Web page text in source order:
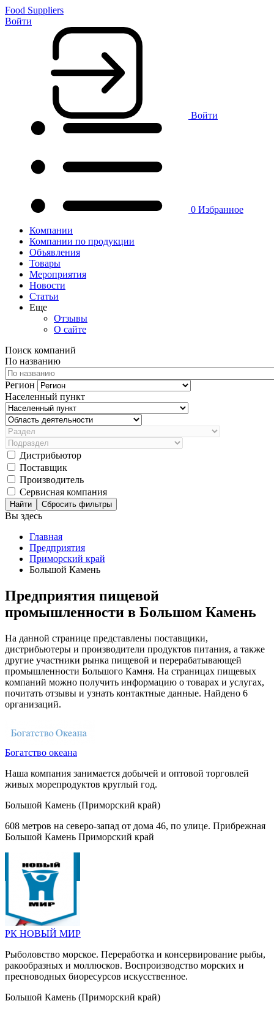
Food Suppliers
Войти
Войти
0 Избранное
Компании
Компании по продукции
Объявления
Товары
Мероприятия
Новости
Статьи
Еще
Отзывы
О сайте
Поиск компаний
По названию
Регион
Населенный пункт
Дистрибьютор
Поставщик
Производитель
Сервисная компания
Сбросить фильтры
Вы здесь
Главная
Предприятия
Приморский край
Большой Камень
Предприятия пищевой
промышленности в Большом Камень
На данной странице представлены поставщики,
дистрибьютеры и производители продуктов питания, а также
другие участники рынка пищевой и перерабатывающей
промышленности Большого Камня. На страницах пищевых
компаний можно получить информацию о товарах и услугах,
почитать отзывы и узнать контактные данные. Найдено 6
организаций.
Богатство океана
Наша компания занимается добычей и оптовой торговлей
живых морепродуктов круглый год.
Большой Камень (Приморский край)
608 метров на северо-запад от дома 46, по улице. Прибрежная
Большой Камень Приморский край
РК НОВЫЙ МИР
Рыболовство морское. Переработка и консервирование рыбы,
ракообразных и моллюсков. Воспроизводство морских и
пресноводных биоресурсов искусственное.
Большой Камень (Приморский край)